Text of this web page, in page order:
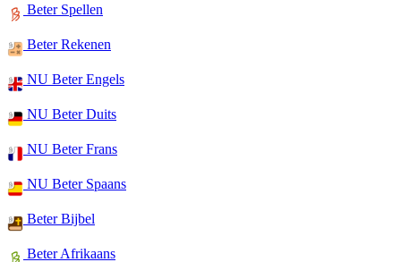
Beter Spellen
Beter Rekenen
NU Beter Engels
NU Beter Duits
NU Beter Frans
NU Beter Spaans
Beter Bijbel
Beter Afrikaans